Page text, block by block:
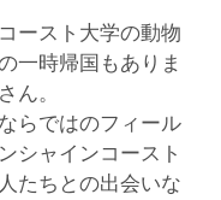
ースト大学の動物
一時帰国もありま
ん。
らではのフィール
シャインコースト
たちとの出会いな